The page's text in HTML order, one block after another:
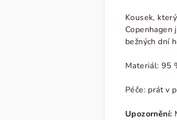
Kousek,
bežných dní
Materiál: 95
Péče: prát v
Upozornění: